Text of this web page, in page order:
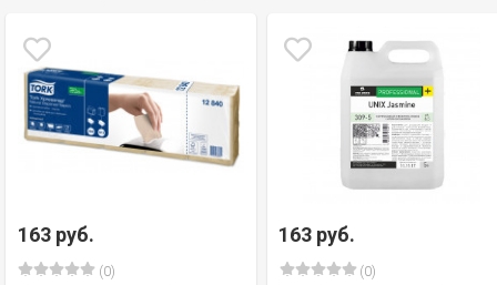
163 руб.
(0)
163 руб.
(0)